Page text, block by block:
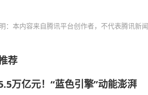
：本内容来自腾讯平台创作者，不代表腾讯新
荐
万亿元！“蓝色引擎”动能澎湃